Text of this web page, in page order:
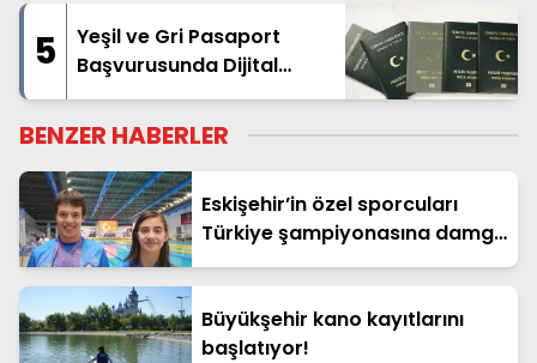
5
Yeşil ve Gri Pasaport
Başvurusunda Dijital
Dönüşüm Başlatıldı
BENZER HABERLER
Eskişehir’in özel sporcuları
Türkiye şampiyonasına damga
vurdu!
Büyükşehir kano kayıtlarını
başlatıyor!